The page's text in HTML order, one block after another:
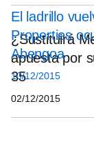
El ladrillo
Properties
Abengoa
10/12/2015
¿Sustituirá
apuesta por
35
02/12/2015